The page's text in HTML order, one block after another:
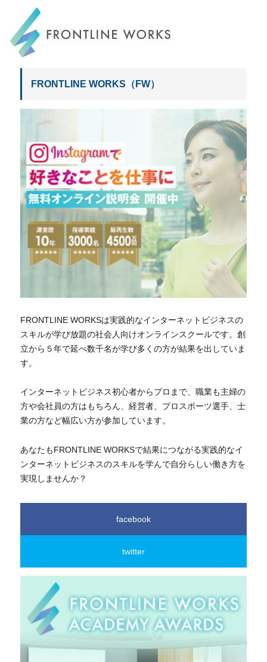
FRONTLINE WORKS
FRONTLINE WORKS（FW）
FRONTLINE WORKSは実践的なインターネットビジネスの
スキルが学び放題の社会人向けオンラインスクールです。創
立から５年で延べ数千名が学び多くの方が結果を出していま
す。
インターネットビジネス初心者からプロまで、職業も主婦の
方や会社員の方はもちろん、経営者、プロスポーツ選手、士
業の方など幅広い方が参加しています。
あなたもFRONTLINE WORKSで結果につながる実践的なイ
ンターネットビジネスのスキルを学んで自分らしい働き方を
実現しませんか？
facebook
twitter